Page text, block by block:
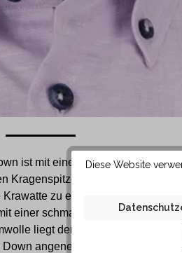
ist mit einem modischen Button
Kragenspitzen sind am Hemd
zu einem Blickfang.
einer schmalen Krawatte
liegt der Button Down
angenehm weich auf der
Diese Website